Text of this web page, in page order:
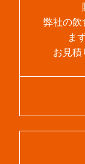
弊社の飲
ま
お見積